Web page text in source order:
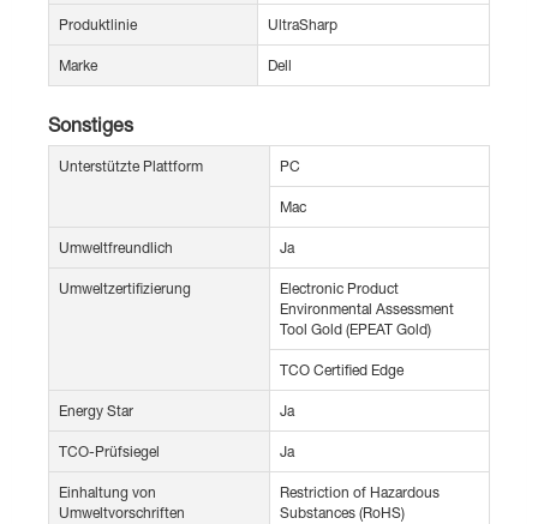
Produktlinie UltraSharp
Marke Dell
Sonstiges
Unterstützte Plattform PC
Mac
Umweltfreundlich Ja
Umweltzertifizierung
Electronic Product
Environmental Assessment
Tool Gold (EPEAT Gold)
TCO Certified Edge
Energy Star Ja
TCO-Prüfsiegel Ja
Einhaltung von
Umweltvorschriften
Restriction of Hazardous
Substances (RoHS)